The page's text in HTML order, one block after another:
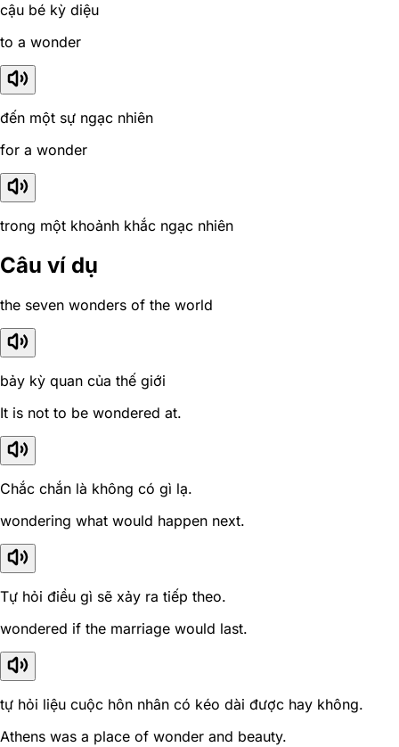
cậu bé kỳ diệu
to a wonder
đến một sự ngạc nhiên
for a wonder
trong một khoảnh khắc ngạc nhiên
Câu ví dụ
the seven wonders of the world
bảy kỳ quan của thế giới
It is not to be wondered at.
Chắc chắn là không có gì lạ.
wondering what would happen next.
Tự hỏi điều gì sẽ xảy ra tiếp theo.
wondered if the marriage would last.
tự hỏi liệu cuộc hôn nhân có kéo dài được hay không.
Athens was a place of wonder and beauty.